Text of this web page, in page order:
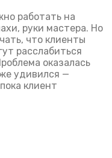
работать на
руки мастера. Но
что клиенты
расслабиться
оказалась
удивился —
клиент